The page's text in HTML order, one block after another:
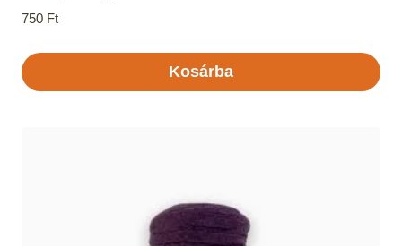
750 Ft
Kosárba